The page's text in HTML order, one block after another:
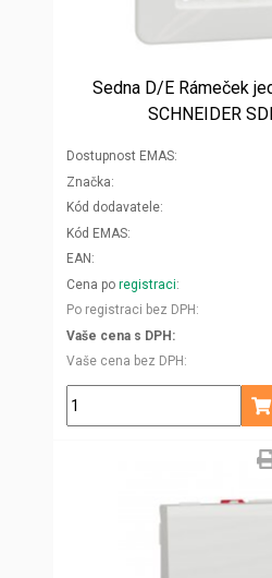
Sedna D/E Rámeček
SCHNEIDER
Dostupnost EMAS
Značka
Kód dodavatele
Kód EMAS
EAN
Cena po registraci
Po registraci bez DPH
Vaše cena s DPH
Vaše cena bez DPH